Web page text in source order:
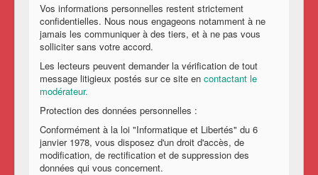
Vos informations personnelles restent strictement
confidentielles. Nous nous engageons notamment à ne
jamais les communiquer à des tiers, et à ne pas vous
solliciter sans votre accord.
Les lecteurs peuvent demander la vérification de tout
message litigieux postés sur ce site en contactant le
modérateur.
Protection des données personnelles :
Conformément à la loi "Informatique et Libertés" du 6
janvier 1978, vous disposez d'un droit d'accès, de
modification, de rectification et de suppression des
données qui vous concernent.